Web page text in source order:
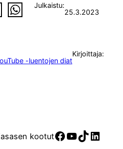
Julkaistu:
25.3.2023
-luentojen diat
Kirjoittaja:
kootutFacebook
YouTube
TikTok